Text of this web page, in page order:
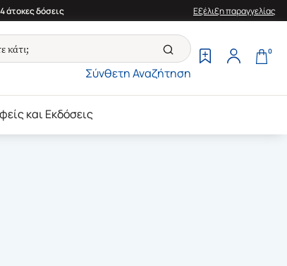
άτοκες δόσεις Εξέλιξη παραγγελίας
Σύνθετη Αναζήτηση
0
και Εκδόσεις